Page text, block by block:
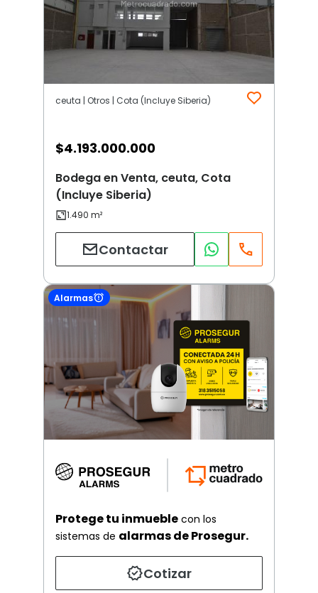
ceuta | Otros | Cota (Incluye Siberia)
$4.193.000.000
Bodega en Venta, ceuta, Cota
(Incluye Siberia)
Contactar
Alarmas
Protege tu inmueble con los
sistemas de alarmas de Prosegur.
Cotizar